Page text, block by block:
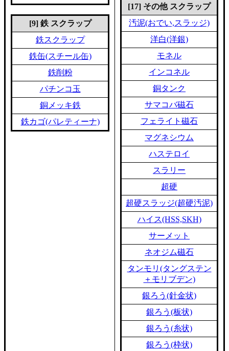
[9] 鉄 スクラップ
鉄スクラップ
鉄缶(スチール缶)
鉄削粉
パチンコ玉
銅メッキ鉄
鉄カゴ(パレティーナ)
[17] その他 スクラップ
汚泥(おでい,スラッジ)
洋白(洋銀)
モネル
インコネル
銅タンク
サマコバ磁石
フェライト磁石
マグネシウム
ハステロイ
スラリー
超硬
超硬スラッジ(超硬汚泥)
ハイス(HSS,SKH)
サーメット
ネオジム磁石
タンモリ(タングステン
＋モリブデン)
銀ろう(針金状)
銀ろう(板状)
銀ろう(糸状)
銀ろう(枠状)